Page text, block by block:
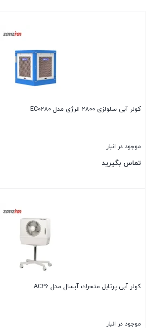
کولر آبی سلولزی 2800 انرژی مدل EC0280
موجود در انبار
تماس بگیرید
کولر آبی پرتابل متحرك آبسال مدل AC26
موجود در انبار